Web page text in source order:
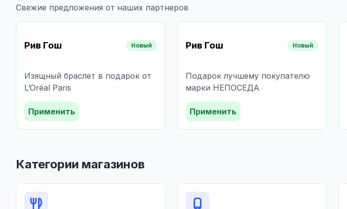
Свежие предложения от наших партнеров
Рив Гош Новый
Изящный браслет в подарок от
L’Oréal Paris
Применить
Рив Гош Новый
Подарок лучшему покупателю
марки НЕПОСЕДА
Применить
Категории магазинов